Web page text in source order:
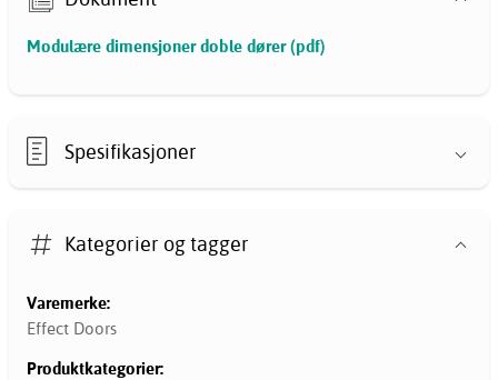
Modulære dimensjoner doble dører (pdf)
Spesifikasjoner
Kategorier og tagger
Varemerke:
Effect Doors
Produktkategorier: